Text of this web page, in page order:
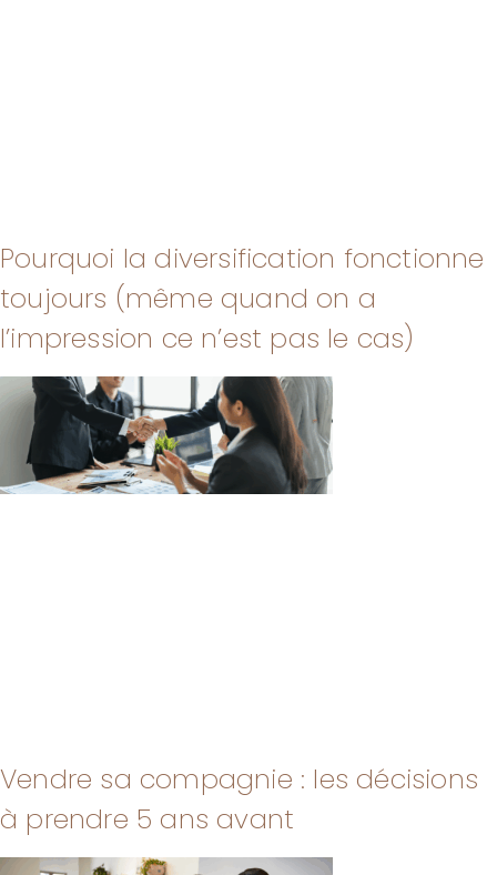
Pourquoi la diversification fonctionne
toujours (même quand on a
l’impression ce n’est pas le cas)
Vendre sa compagnie : les décisions
à prendre 5 ans avant